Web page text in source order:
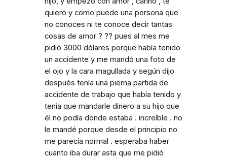
quiero y como puede una persona que
no conoces ni te conoce decir tantas
cosas de amor ? ?? pues al mes me
pidió 3000 dólares porque había tenido
un accidente y me mandó una foto de
el ojo y la cara magullada y según dijo
después tenía una pierna partida de
accidente de trabajo que había tenido y
tenía que mandarle dinero a su hijo que
él no podía donde estaba . increíble . no
le mandé porque desde el principio no
me parecía normal . esperaba haber
cuanto iba durar asta que me pidió